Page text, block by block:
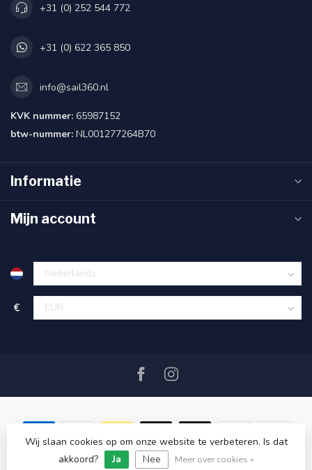
+31 (0) 252 544 772
+31 (0) 622 365 850
info@sail360.nl
KVK nummer: 65987152
btw-nummer: NL001277264B70
Informatie
Mijn account
€
© Copyright 2026 SAIL360 watersport and boat equipment
Wij slaan cookies op om onze website te verbeteren. Is dat
akkoord?
Ja Nee Meer over cookies »